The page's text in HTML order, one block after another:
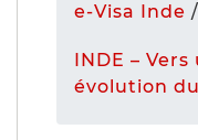
e-Visa Inde /
INDE –
évolution